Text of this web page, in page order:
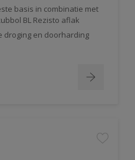
basis in combinatie met
BL Rezisto aflak
droging en doorharding